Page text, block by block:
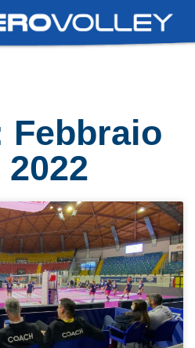
Febbraio
2022